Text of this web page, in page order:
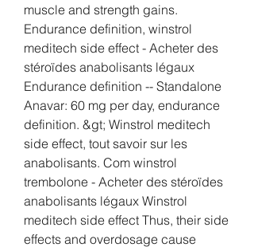
muscle and strength gains.
Endurance definition, winstrol
meditech side effect - Acheter des
stéroïdes anabolisants légaux
Endurance definition -- Standalone
Anavar: 60 mg per day, endurance
definition. &gt; Winstrol meditech
side effect, tout savoir sur les
anabolisants. Com winstrol
trembolone - Acheter des stéroïdes
anabolisants légaux Winstrol
meditech side effect Thus, their side
effects and overdosage cause